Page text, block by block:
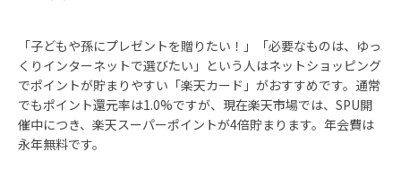
「子どもや孫にプレゼントを贈りたい！」「必要なものは、ゆっ
くりインターネットで選びたい」という人はネットショッピング
でポイントが貯まりやすい「楽天カード」がおすすめです。通常
でもポイント還元率は1.0%ですが、現在楽天市場では、SPU開
催中につき、楽天スーパーポイントが4倍貯まります。年会費は
永年無料です。